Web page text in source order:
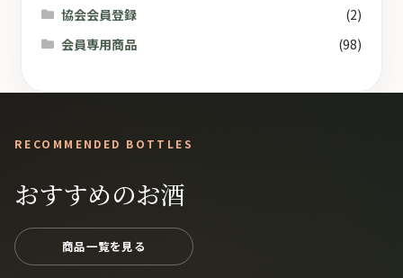
協会会員登録
(2)
会員専用商品
(98)
RECOMMENDED BOTTLES
おすすめのお酒
商品一覧を見る